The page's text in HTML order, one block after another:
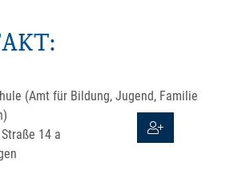
(Amt für Bildung, Jugend, Familie
14 a